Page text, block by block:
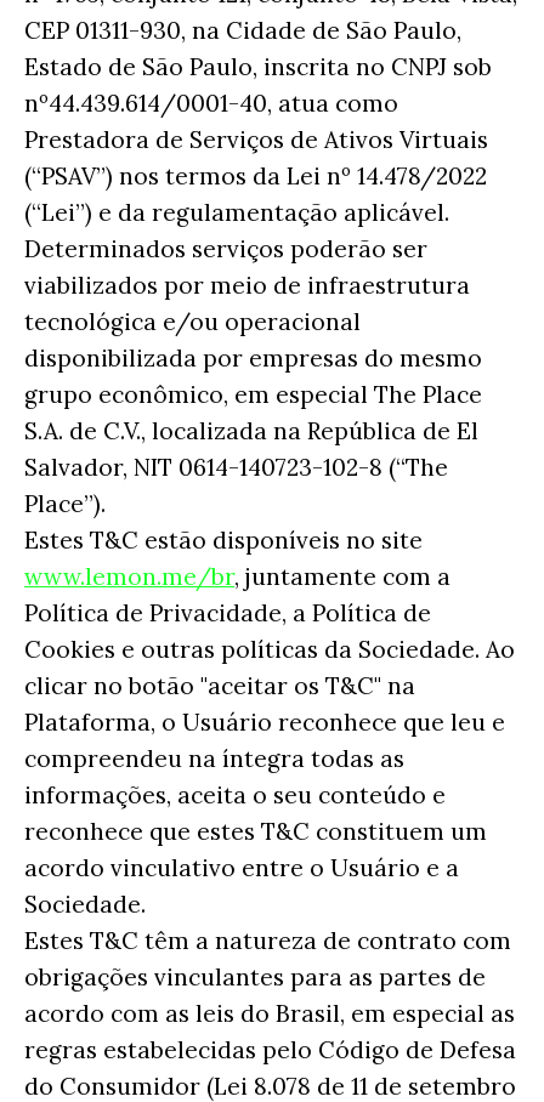
CEP 01311-930, na Cidade de São Paulo,
Estado de São Paulo, inscrita no CNPJ sob
nº44.439.614/0001-40, atua como
Prestadora de Serviços de Ativos Virtuais
(“PSAV”) nos termos da Lei nº 14.478/2022
(“Lei”) e da regulamentação aplicável.
Determinados serviços poderão ser
viabilizados por meio de infraestrutura
tecnológica e/ou operacional
disponibilizada por empresas do mesmo
grupo econômico, em especial The Place
S.A. de C.V., localizada na República de El
Salvador, NIT 0614-140723-102-8 (“The
Place”).
Estes T&C estão disponíveis no site
www.lemon.me/br, juntamente com a
Política de Privacidade, a Política de
Cookies e outras políticas da Sociedade. Ao
clicar no botão "aceitar os T&C" na
Plataforma, o Usuário reconhece que leu e
compreendeu na íntegra todas as
informações, aceita o seu conteúdo e
reconhece que estes T&C constituem um
acordo vinculativo entre o Usuário e a
Sociedade.
Estes T&C têm a natureza de contrato com
obrigações vinculantes para as partes de
acordo com as leis do Brasil, em especial as
regras estabelecidas pelo Código de Defesa
do Consumidor (Lei 8.078 de 11 de setembro